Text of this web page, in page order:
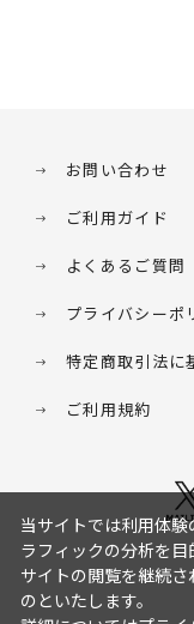
お問い合わせ
ご利用ガイド
よくあるご質問
プライバシーポ
特定商取引法に
ご利用規約
当サイトでは利用体
ラフィックの分析を目
サイトの閲覧を継続
のといたします。